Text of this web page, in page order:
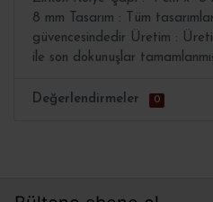
8 mm Tasarım : Tüm
güvencesindedir Üretim :
ile son dokunuşlar
Değerlendirmeler 0